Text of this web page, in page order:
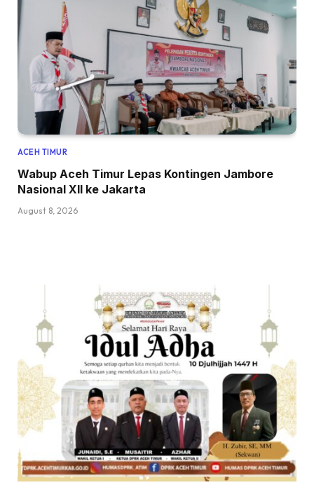
ACEH TIMUR
Wabup Aceh Timur Lepas Kontingen Jambore
Nasional XII ke Jakarta
August 8, 2026